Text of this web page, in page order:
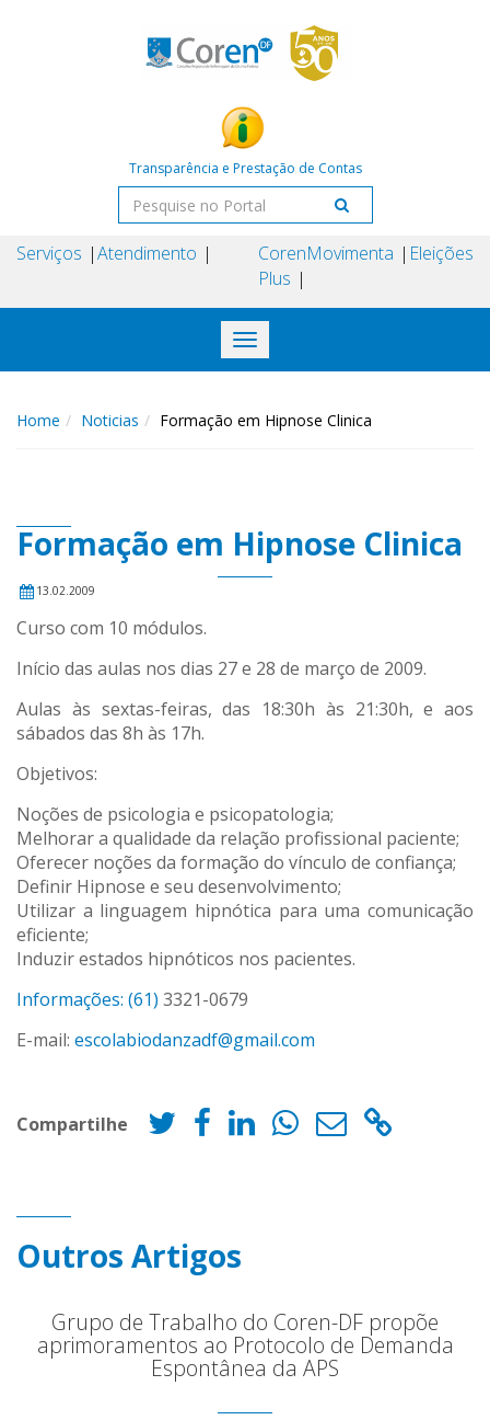
Transparência e Prestação de Contas
Serviços Atendimento
Coren
Plus
Movimenta Eleições
Toggle
navigation
Home Noticias Formação em Hipnose Clinica
Formação em Hipnose Clinica
13.02.2009
Curso com 10 módulos.
Início das aulas nos dias 27 e 28 de março de 2009.
Aulas às sextas-feiras, das 18:30h às 21:30h, e aos
sábados das 8h às 17h.
Objetivos:
Noções de psicologia e psicopatologia;
Melhorar a qualidade da relação profissional paciente;
Oferecer noções da formação do vínculo de confiança;
Definir Hipnose e seu desenvolvimento;
Utilizar a linguagem hipnótica para uma comunicação
eficiente;
Induzir estados hipnóticos nos pacientes.
Informações: (61) 3321-0679
E-mail: escolabiodanzadf@gmail.com
Compartilhe
Outros Artigos
Grupo de Trabalho do Coren-DF propõe
aprimoramentos ao Protocolo de Demanda
Espontânea da APS